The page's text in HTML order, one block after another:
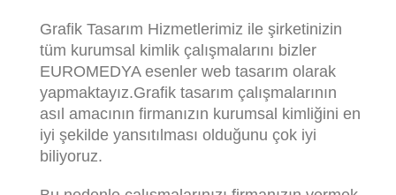
Grafik Tasarım Hizmetlerimiz ile şirketinizin
tüm kurumsal kimlik çalışmalarını bizler
EUROMEDYA esenler web tasarım olarak
yapmaktayız.Grafik tasarım çalışmalarının
asıl amacının firmanızın kurumsal kimliğini en
iyi şekilde yansıtılması olduğunu çok iyi
biliyoruz.